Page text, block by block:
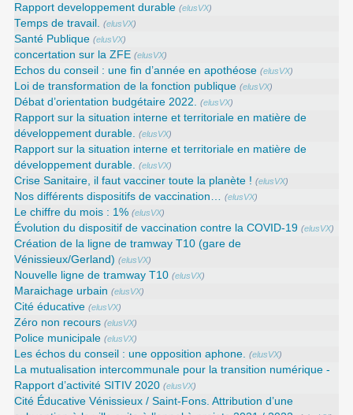
Rapport developpement durable (elusVX)
Temps de travail. (elusVX)
Santé Publique (elusVX)
concertation sur la ZFE (elusVX)
Echos du conseil : une fin d’année en apothéose (elusVX)
Loi de transformation de la fonction publique (elusVX)
Débat d’orientation budgétaire 2022. (elusVX)
Rapport sur la situation interne et territoriale en matière de
développement durable. (elusVX)
Rapport sur la situation interne et territoriale en matière de
développement durable. (elusVX)
Crise Sanitaire, il faut vacciner toute la planète ! (elusVX)
Nos différents dispositifs de vaccination… (elusVX)
Le chiffre du mois : 1% (elusVX)
Évolution du dispositif de vaccination contre la COVID-19 (elusVX)
Création de la ligne de tramway T10 (gare de
Vénissieux/Gerland) (elusVX)
Nouvelle ligne de tramway T10 (elusVX)
Maraichage urbain (elusVX)
Cité éducative (elusVX)
Zéro non recours (elusVX)
Police municipale (elusVX)
Les échos du conseil : une opposition aphone. (elusVX)
La mutualisation intercommunale pour la transition numérique -
Rapport d’activité SITIV 2020 (elusVX)
Cité Éducative Vénissieux / Saint-Fons. Attribution d’une